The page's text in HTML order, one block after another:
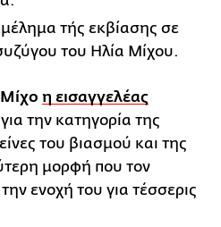
τής εκβίασης σε
του Ηλία Μίχου.
η εισαγγελέας
για την κατηγορία της
του βιασμού και της
μορφή που τον
ενοχή του για τέσσερις